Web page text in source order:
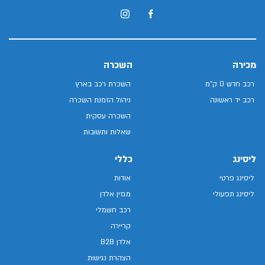
מכירה
רכב חדש 0 ק"מ
רכב יד ראשונה
השכרה
השכרת רכב בארץ
ניהול הזמנת השכרה
השכרה עסקית
שאלות ותשובות
ליסינג
ליסינג פרטי
ליסינג תפעולי
כללי
אודות
מגזין אלדן
רכב חשמלי
קריירה
אלדן B2B
הצהרת נגישות